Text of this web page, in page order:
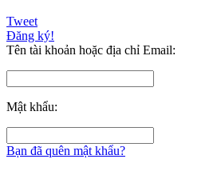
Tweet
Đăng ký!
Tên tài khoản hoặc địa chỉ Email:
Mật khẩu:
Bạn đã quên mật khẩu?